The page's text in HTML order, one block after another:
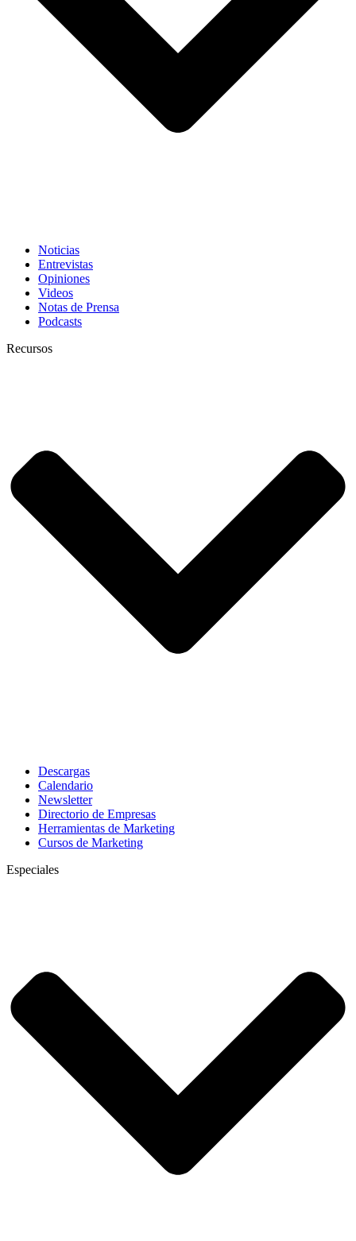
Noticias
Entrevistas
Opiniones
Videos
Notas de Prensa
Podcasts
Recursos
Descargas
Calendario
Newsletter
Directorio de Empresas
Herramientas de Marketing
Cursos de Marketing
Especiales